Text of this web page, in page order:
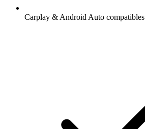
Carplay & Android Auto compatibles